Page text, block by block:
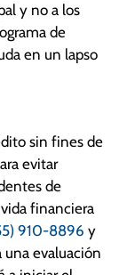
y no a los
de
en un lapso
sin fines de
evitar
de
financiera
910-8896 y
evaluación